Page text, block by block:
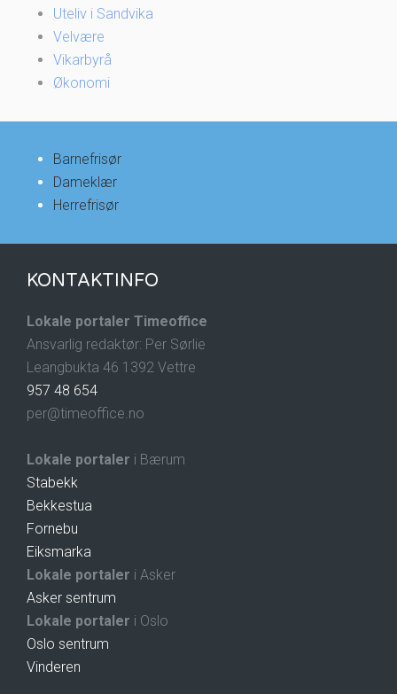
Uteliv i Sandvika
Velvære
Vikarbyrå
Økonomi
Barnefrisør
Dameklær
Herrefrisør
KONTAKTINFO
Lokale portaler Timeoffice
Ansvarlig redaktør: Per Sørlie
Leangbukta 46 1392 Vettre
957 48 654
per@timeoffice.no
Lokale portaler i Bærum
Stabekk
Bekkestua
Fornebu
Eiksmarka
Lokale portaler i Asker
Asker sentrum
Lokale portaler i Oslo
Oslo sentrum
Vinderen